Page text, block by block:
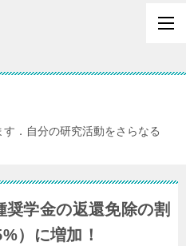
．自分の研究活動をさらなる
学金の返還免除の割
）に増加！